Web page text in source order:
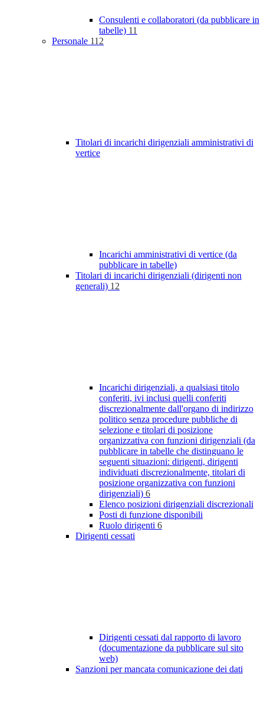
Consulenti e collaboratori (da pubblicare in
tabelle) 11
Personale 112
Titolari di incarichi dirigenziali amministrativi di
vertice
Incarichi amministrativi di vertice (da
pubblicare in tabelle)
Titolari di incarichi dirigenziali (dirigenti non
generali) 12
Incarichi dirigenziali, a qualsiasi titolo
conferiti, ivi inclusi quelli conferiti
discrezionalmente dall'organo di indirizzo
politico senza procedure pubbliche di
selezione e titolari di posizione
organizzativa con funzioni dirigenziali (da
pubblicare in tabelle che distinguano le
seguenti situazioni: dirigenti, dirigenti
individuati discrezionalmente, titolari di
posizione organizzativa con funzioni
dirigenziali) 6
Elenco posizioni dirigenziali discrezionali
Posti di funzione disponibili
Ruolo dirigenti 6
Dirigenti cessati
Dirigenti cessati dal rapporto di lavoro
(documentazione da pubblicare sul sito
web)
Sanzioni per mancata comunicazione dei dati